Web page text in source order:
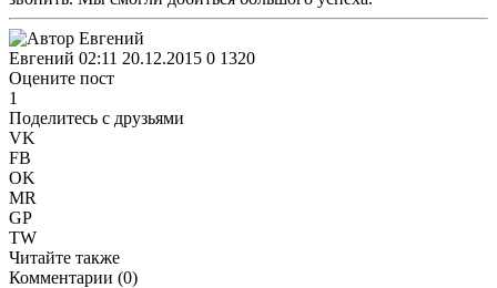
Евгений 02:11 20.12.2015 0 1320
Оцените пост
1
Поделитесь с друзьями
VK
FB
OK
MR
GP
TW
Читайте также
Комментарии (0)